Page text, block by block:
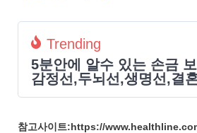
Trending
5분안에 알수 있는 손금
감정선,두뇌선,생명선,결
참고사이트:https://